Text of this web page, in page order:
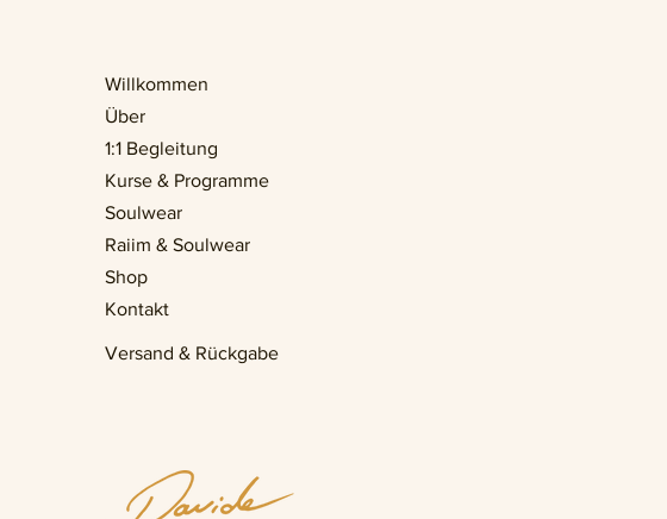
Willkommen
Über
1:1 Begleitung
Kurse & Programme
Soulwear
Raiim & Soulwear
Shop
Kontakt
Versand & Rückgabe